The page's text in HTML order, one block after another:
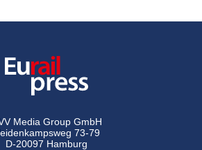
Media Group GmbH
73-79
D-20097 Hamburg